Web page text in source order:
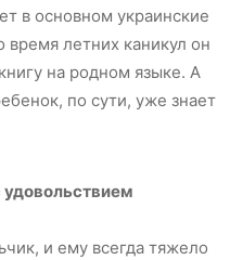
в основном украинские
время летних каникул он
на родном языке. А
по сути, уже знает
удовольствием
и ему всегда тяжело